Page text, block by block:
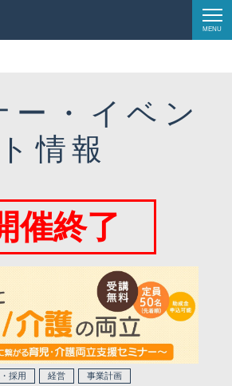
MENU
お問い合わせ
ー・イベン
ト情報
催終了
採用 経営 事業計画